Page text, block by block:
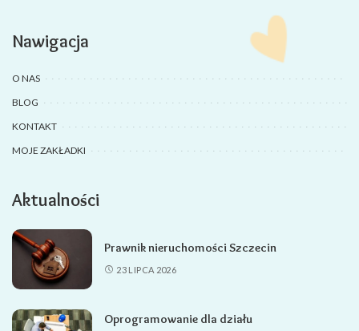
Nawigacja
O NAS
BLOG
KONTAKT
MOJE ZAKŁADKI
Aktualności
Prawnik nieruchomości Szczecin
23 LIPCA 2026
Oprogramowanie dla działu